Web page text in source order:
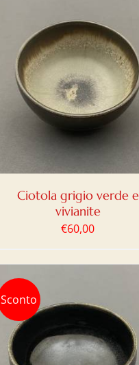
Ciotola grigio verde e
vivianite
€60,00
Sconto